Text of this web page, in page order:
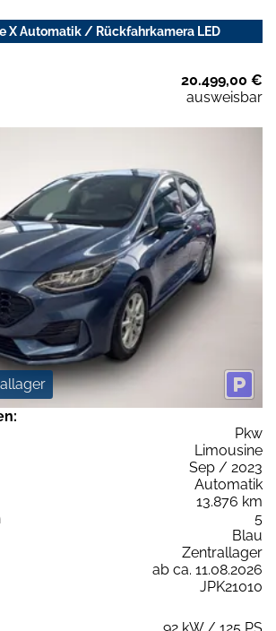
X Automatik / Rückfahrkamera LED
20.499,00 €
ausweisbar
Pkw
Limousine
Sep / 2023
Automatik
13.876 km
5
Blau
Zentrallager
ab ca. 11.08.2026
JPK21010